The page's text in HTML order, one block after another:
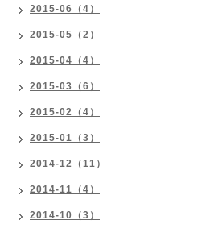
2015-06（4）
2015-05（2）
2015-04（4）
2015-03（6）
2015-02（4）
2015-01（3）
2014-12（11）
2014-11（4）
2014-10（3）